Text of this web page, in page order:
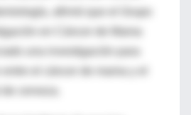
afirmó que el Grupo
en Cáncer de Mama
una investigación para